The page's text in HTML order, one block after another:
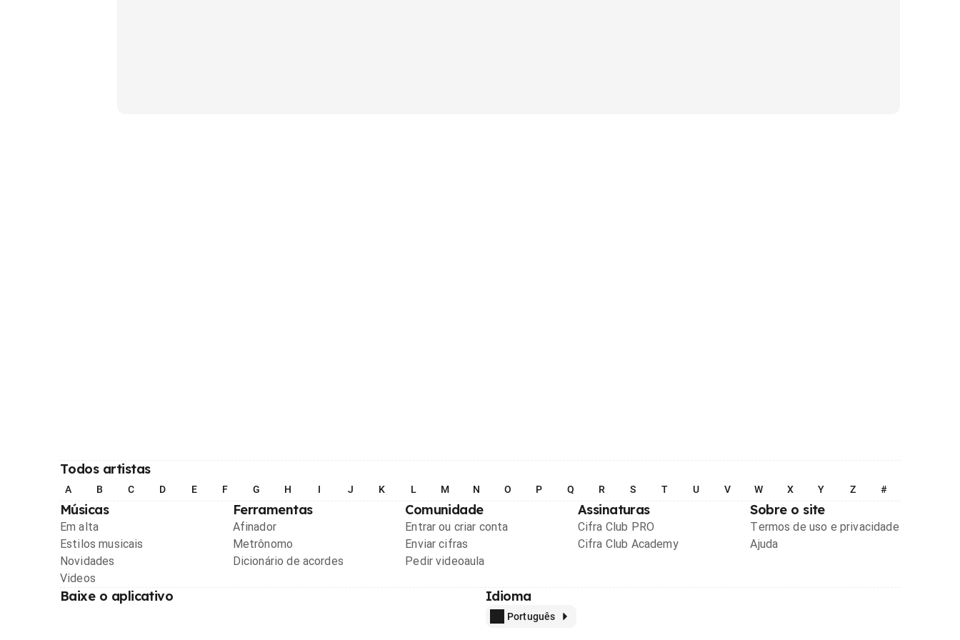
Todos artistas
A B C D E F G H I J K L M N O P Q R S T U V W X Y Z #
Músicas
Em alta
Estilos musicais
Novidades
Videos
Ferramentas
Afinador
Metrônomo
Dicionário de acordes
Comunidade
Entrar ou criar conta
Enviar cifras
Pedir videoaula
Assinaturas
Cifra Club PRO
Cifra Club Academy
Sobre o site
Termos de uso e privacidade
Ajuda
Baixe o aplicativo Idioma
Português